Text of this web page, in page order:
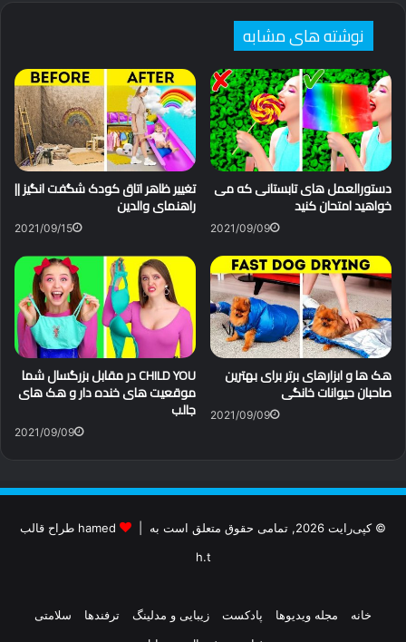
نوشته های مشابه
تغییر ظاهر اتاق کودک شگفت انگیز ||
راهنمای والدین
2021/09/15
دستورالعمل های تابستانی که می
خواهید امتحان کنید
2021/09/09
CHILD YOU در مقابل بزرگسال شما
موقعیت های خنده دار و هک های
جالب
2021/09/09
هک ها و ابزارهای برتر برای بهترین
صاحبان حیوانات خانگی
2021/09/09
© کپی‌رایت 2026, تمامی حقوق متعلق است به |
hamed طراح قالب
h.t
خانه مجله ویدیوها پادکست زیبایی و مدلینگ ترفندها
سلامتی